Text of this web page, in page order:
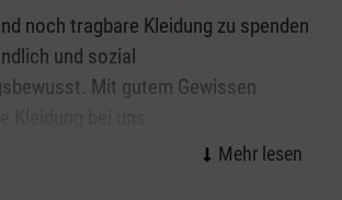
noch tragbare Kleidung zu spenden
und sozial
Mit gutem Gewissen
abgeben. Wir garantieren eine